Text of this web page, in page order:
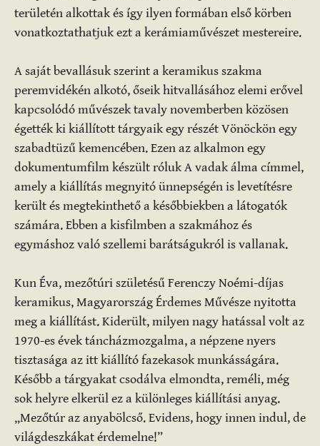
területén alkottak és így ilyen formában első körben
vonatkoztathatjuk ezt a kerámiaművészet mestereire.
A saját bevallásuk szerint a keramikus szakma
peremvidékén alkotó, őseik hitvallásához elemi erővel
kapcsolódó művészek tavaly novemberben közösen
égették ki kiállított tárgyaik egy részét Vönöckön egy
szabadtüzű kemencében. Ezen az alkalmon egy
dokumentumfilm készült róluk A vadak álma címmel,
amely a kiállítás megnyitó ünnepségén is levetítésre
került és megtekinthető a későbbiekben a látogatók
számára. Ebben a kisfilmben a szakmához és
egymáshoz való szellemi barátságukról is vallanak.
Kun Éva, mezőtúri születésű Ferenczy Noémi-díjas
keramikus, Magyarország Érdemes Művésze nyitotta
meg a kiállítást. Kiderült, milyen nagy hatással volt az
1970-es évek táncházmozgalma, a népzene nyers
tisztasága az itt kiállító fazekasok munkásságára.
Később a tárgyakat csodálva elmondta, reméli, még
sok helyre elkerül ez a különleges kiállítási anyag.
„Mezőtúr az anyabölcső. Evidens, hogy innen indul, de
világdeszkákat érdemelne!”